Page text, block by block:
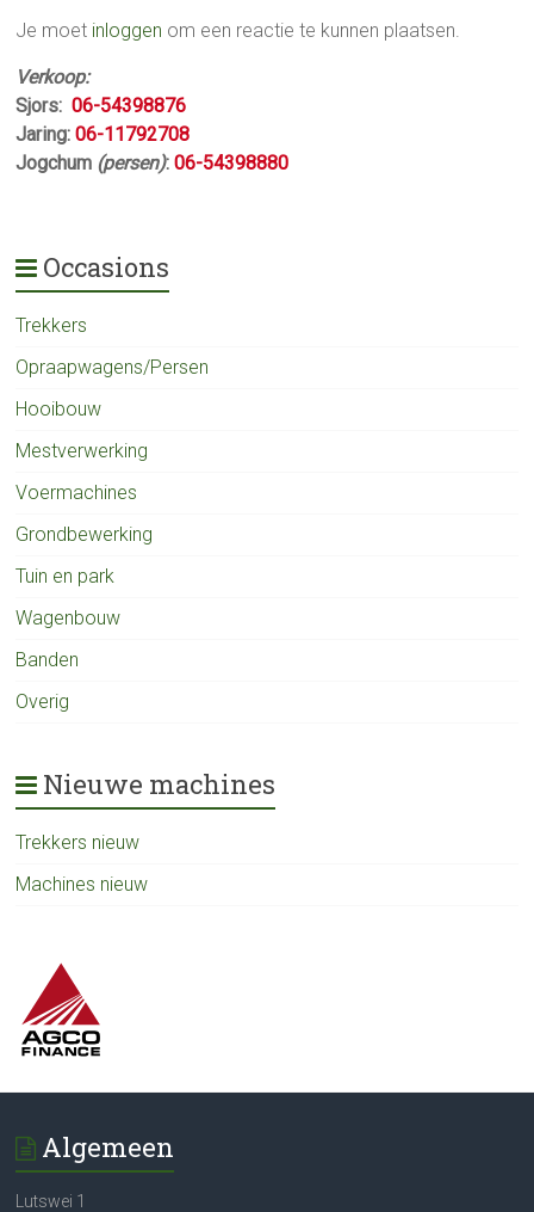
Je moet inloggen om een reactie te kunnen plaatsen.
Verkoop:
Sjors:06-54398876
Jaring:06-11792708
Jogchum (persen): 06-54398880
Occasions
Trekkers
Opraapwagens/Persen
Hooibouw
Mestverwerking
Voermachines
Grondbewerking
Tuin en park
Wagenbouw
Banden
Overig
Nieuwe machines
Trekkers nieuw
Machines nieuw
Algemeen
Lutswei 1